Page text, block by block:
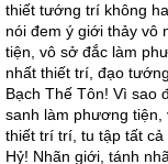
thiết tướng trí không
nói đem ý giới thảy vô
tiện, vô sở đắc làm
nhất thiết trí, đạo
Bạch Thế Tôn! Vì sao
sanh làm phương
thiết trí trí, tu tập tất cả
Hỷ! Nhãn giới, tánh